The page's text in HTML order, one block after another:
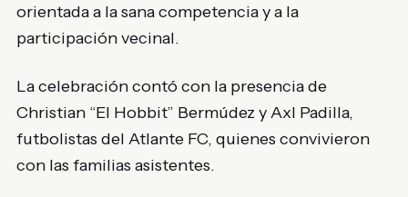
orientada a la sana competencia y a la
participación vecinal.
La celebración contó con la presencia de
Christian “El Hobbit” Bermúdez y Axl Padilla,
futbolistas del Atlante FC, quienes convivieron
con las familias asistentes.